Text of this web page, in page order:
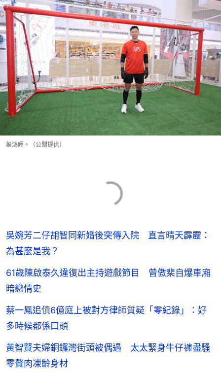
葉鴻輝。（公關提供）
吳婉芳二仔胡智同新婚後突傳入院 直言晴天霹靂：
為甚麼是我？
61歲陳啟泰久違復出主持遊戲節目 曾傲棐自爆車廂
暗戀情史
蔡一鳳追債6億庭上被對方律師質疑「零紀錄」：好
多時候都係口頭
黃智賢夫婦銅鑼灣街頭被偶遇 太太緊身牛仔褲盡騷
零贅肉凍齡身材